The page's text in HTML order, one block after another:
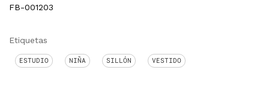
FB-001203
Etiquetas
ESTUDIO NIÑA SILLÓN VESTIDO